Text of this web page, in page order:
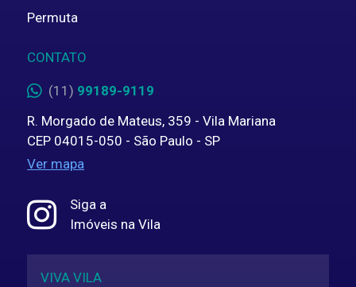
Permuta
CONTATO
(11) 99189-9119
R. Morgado de Mateus, 359 - Vila Mariana
CEP 04015-050 - São Paulo - SP
Ver mapa
Siga a
Imóveis na Vila
VIVA VILA